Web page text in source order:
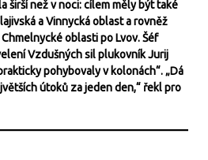
širší než v noci: cílem měly být také
a Vinnycká oblast a rovněž
oblasti po Lvov. Šéf
Vzdušných sil plukovník Jurij
pohybovaly v kolonách“. „Dá
útoků za jeden den,“ řekl pro